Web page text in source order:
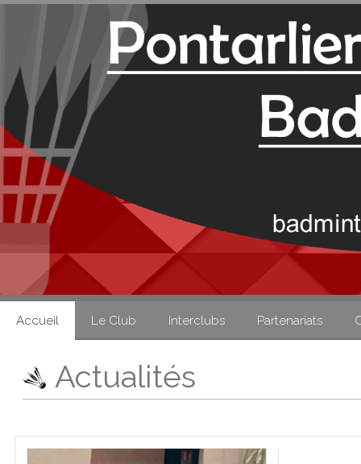
Accueil Le Club Interclubs Partenariats
Actualités